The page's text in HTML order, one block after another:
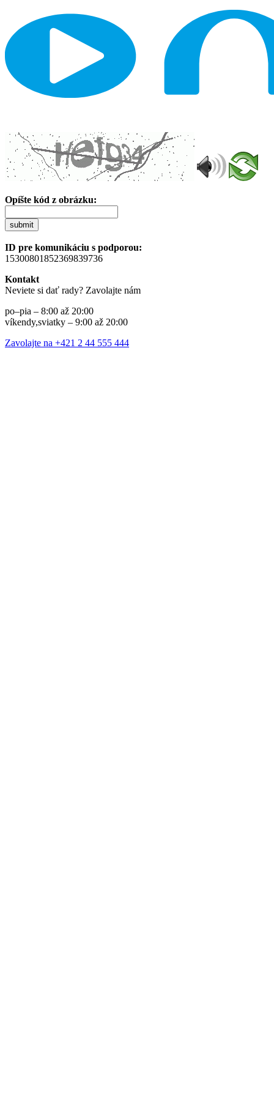
Opíšte kód z obrázku:
submit
ID pre komunikáciu s podporou:
15300801852369839736
Kontakt
Neviete si dať rady? Zavolajte nám
po–pia – 8:00 až 20:00
víkendy,sviatky – 9:00 až 20:00
Zavolajte na +421 2 44 555 444